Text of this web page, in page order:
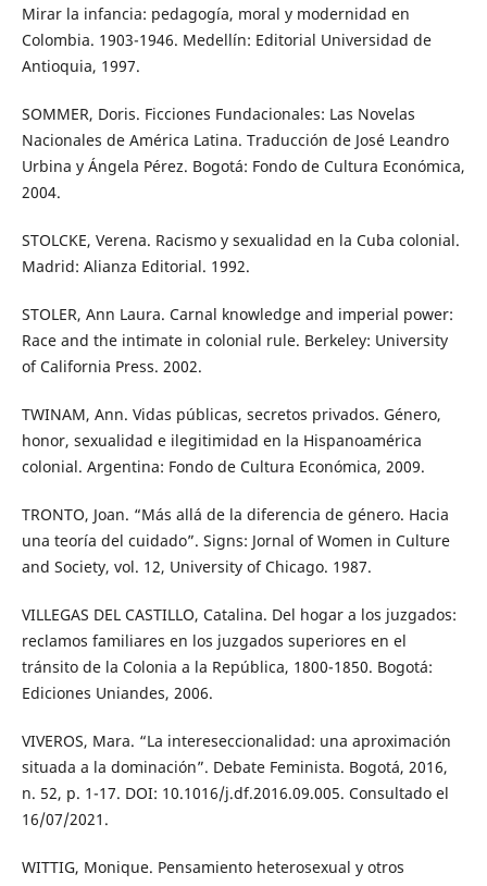
Mirar la infancia: pedagogía, moral y modernidad en
Colombia. 1903-1946. Medellín: Editorial Universidad de
Antioquia, 1997.
SOMMER, Doris. Ficciones Fundacionales: Las Novelas
Nacionales de América Latina. Traducción de José Leandro
Urbina y Ángela Pérez. Bogotá: Fondo de Cultura Económica,
2004.
STOLCKE, Verena. Racismo y sexualidad en la Cuba colonial.
Madrid: Alianza Editorial. 1992.
STOLER, Ann Laura. Carnal knowledge and imperial power:
Race and the intimate in colonial rule. Berkeley: University
of California Press. 2002.
TWINAM, Ann. Vidas públicas, secretos privados. Género,
honor, sexualidad e ilegitimidad en la Hispanoamérica
colonial. Argentina: Fondo de Cultura Económica, 2009.
TRONTO, Joan. “Más allá de la diferencia de género. Hacia
una teoría del cuidado”. Signs: Jornal of Women in Culture
and Society, vol. 12, University of Chicago. 1987.
VILLEGAS DEL CASTILLO, Catalina. Del hogar a los juzgados:
reclamos familiares en los juzgados superiores en el
tránsito de la Colonia a la República, 1800-1850. Bogotá:
Ediciones Uniandes, 2006.
VIVEROS, Mara. “La intereseccionalidad: una aproximación
situada a la dominación”. Debate Feminista. Bogotá, 2016,
n. 52, p. 1-17. DOI: 10.1016/j.df.2016.09.005. Consultado el
16/07/2021.
WITTIG, Monique. Pensamiento heterosexual y otros